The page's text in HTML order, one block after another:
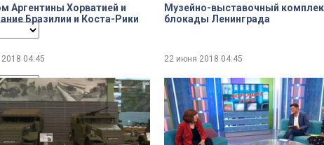
Аргентины Хорватией и
Бразилии и Коста-Рики
04:45
Музейно-выставочный
блокады Ленинграда
22 июня 2018 04:45